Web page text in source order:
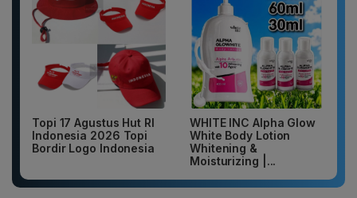
Topi 17 Agustus Hut RI
Indonesia 2026 Topi
Bordir Logo Indonesia
WHITE INC Alpha Glow
White Body Lotion
Whitening &
Moisturizing |...